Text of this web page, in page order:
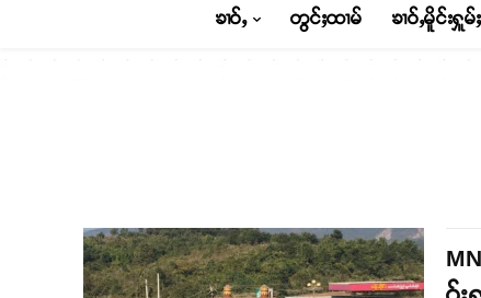
ၶၢဝ်ႇ တွင်ႈထၢမ် ၶၢဝ်ႇမိူင်းႁူ